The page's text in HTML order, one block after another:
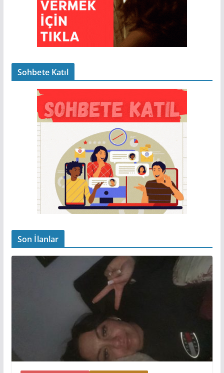
Sohbete Katıl
Son İlanlar